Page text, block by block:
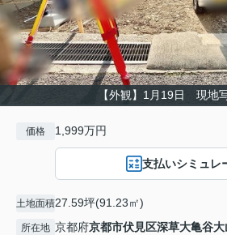
【外観】1月19日 現地
価格 1,999万円
支払いシミュレ
土地面積27.59坪(91.23㎡)
所在地 京都府京都市伏見区深草大亀谷大